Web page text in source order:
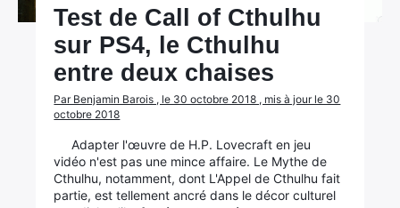
Test de Call of Cthulhu
sur PS4, le Cthulhu
entre deux chaises
Par Benjamin Barois , le 30 octobre 2018 , mis à jour le 30
octobre 2018
Adapter l'œuvre de H.P. Lovecraft en jeu
vidéo n'est pas une mince affaire. Le Mythe de
Cthulhu, notamment, dont L'Appel de Cthulhu fait
partie, est tellement ancré dans le décor culturel